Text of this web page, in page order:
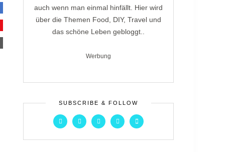
auch wenn man einmal hinfällt. Hier wird
über die Themen Food, DIY, Travel und
das schöne Leben gebloggt..
Werbung
SUBSCRIBE & FOLLOW